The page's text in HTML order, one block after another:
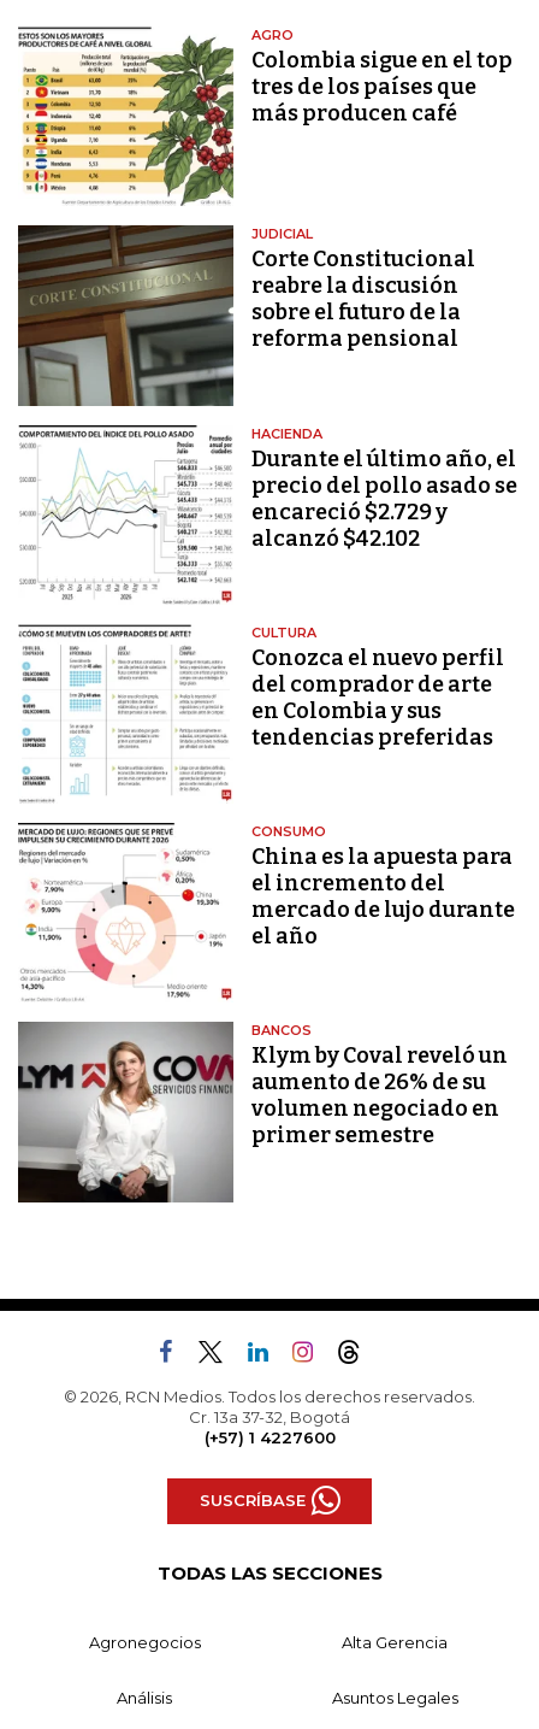
AGRO
Colombia sigue en el top
tres de los países que
más producen café
JUDICIAL
Corte Constitucional
reabre la discusión
sobre el futuro de la
reforma pensional
HACIENDA
Durante el último año, el
precio del pollo asado se
encareció $2.729 y
alcanzó $42.102
CULTURA
Conozca el nuevo perfil
del comprador de arte
en Colombia y sus
tendencias preferidas
CONSUMO
China es la apuesta para
el incremento del
mercado de lujo durante
el año
BANCOS
Klym by Coval reveló un
aumento de 26% de su
volumen negociado en
primer semestre
© 2026, RCN Medios. Todos los derechos reservados.
Cr. 13a 37-32, Bogotá
(+57) 1 4227600
SUSCRÍBASE
TODAS LAS SECCIONES
Agronegocios Alta Gerencia
Análisis Asuntos Legales